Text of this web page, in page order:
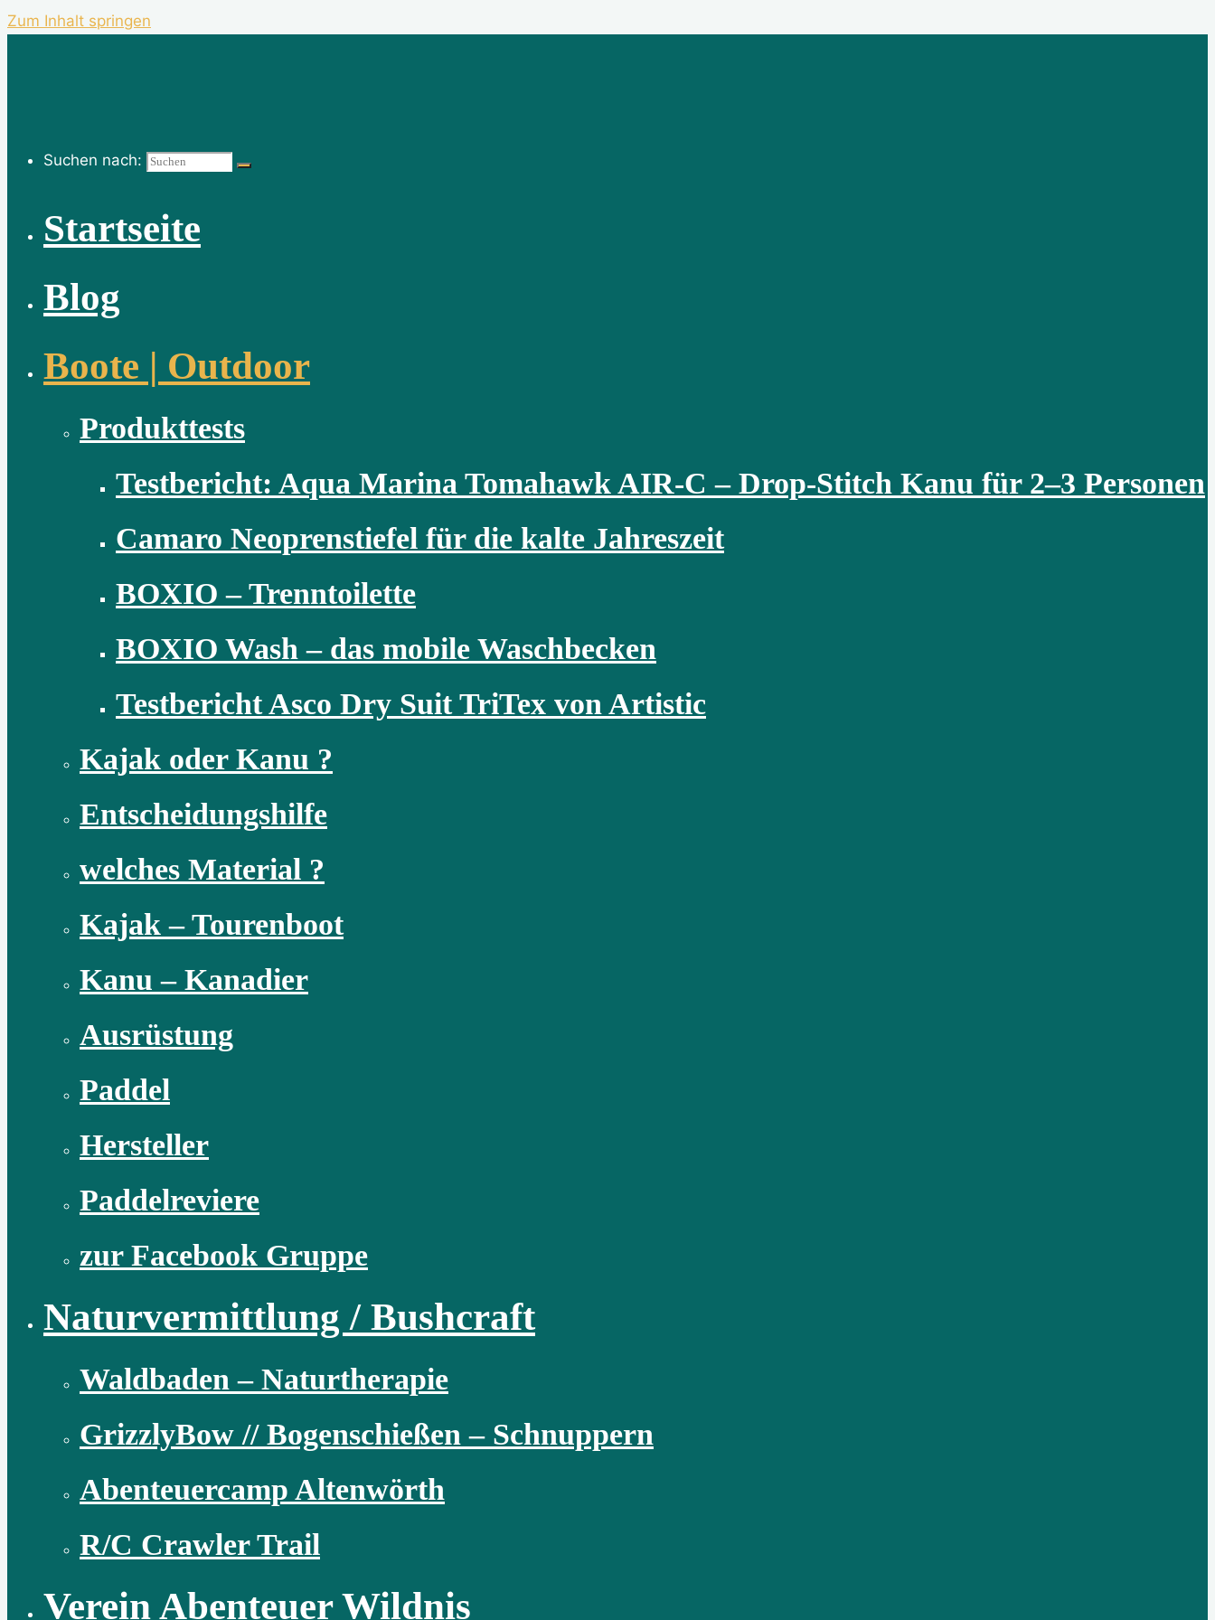
Zum Inhalt springen
Suchen nach:
Startseite
Blog
Boote | Outdoor
Produkttests
Testbericht: Aqua Marina Tomahawk AIR-C – Drop-Stitch Kanu für 2–3 Personen
Camaro Neoprenstiefel für die kalte Jahreszeit
BOXIO – Trenntoilette
BOXIO Wash – das mobile Waschbecken
Testbericht Asco Dry Suit TriTex von Artistic
Kajak oder Kanu ?
Entscheidungshilfe
welches Material ?
Kajak – Tourenboot
Kanu – Kanadier
Ausrüstung
Paddel
Hersteller
Paddelreviere
zur Facebook Gruppe
Naturvermittlung / Bushcraft
Waldbaden – Naturtherapie
GrizzlyBow // Bogenschießen – Schnuppern
Abenteuercamp Altenwörth
R/C Crawler Trail
Verein Abenteuer Wildnis